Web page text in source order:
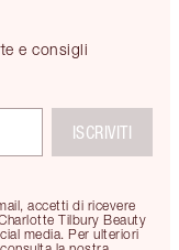
e consigli
accetti di ricevere
Tilbury Beauty
media. Per ulteriori
ISCRIVITI